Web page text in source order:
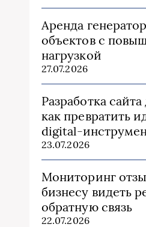
Аренда
объектов с
нагрузкой
27.07.2026
Разработка
как превратить
digital-
23.07.2026
Мониторинг
бизнесу видеть
обратную связь
22.07.2026